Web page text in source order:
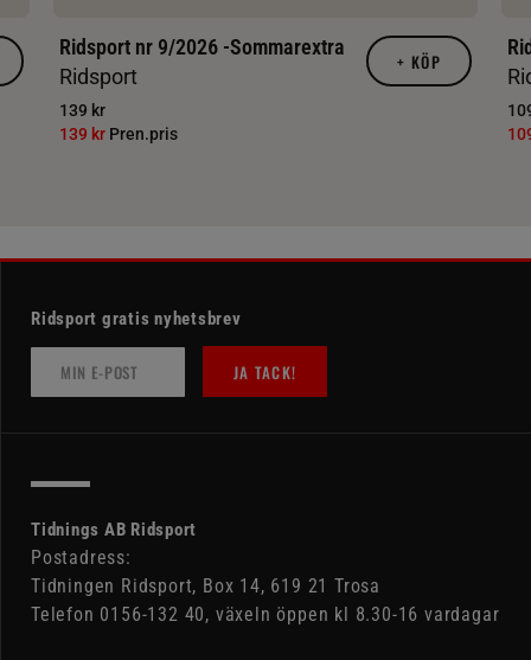
Ridsport nr 9/2026 -Sommarextra
Ridsport
139 kr
139 kr Pren.pris
+ KÖP
Ridsport gratis nyhetsbrev
JA TACK!
Tidnings AB Ridsport
Postadress:
Tidningen Ridsport, Box 14, 619 21 Trosa
Telefon 0156-132 40, växeln öppen kl 8.30-16 vardagar